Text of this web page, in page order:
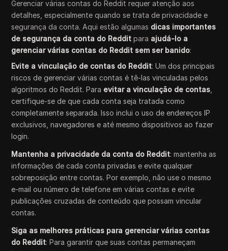
Gerenciar várias contas do Reddit requer atenção aos
detalhes, especialmente quando se trata de privacidade e
segurança da conta. Aqui estão algumas dicas importantes
de segurança da conta do Reddit para ajudá-lo a
gerenciar várias contas do Reddit sem ser banido:
Evite a vinculação de contas do Reddit: Um dos principais
riscos de gerenciar várias contas é tê-las vinculadas pelos
algoritmos do Reddit. Para evitar a vinculação de contas
certifique-se de que cada conta seja tratada como
completamente separada. Isso inclui o uso de endereços IP
exclusivos, navegadores e até mesmo dispositivos ao fazer
login.
Mantenha a privacidade da conta do Reddit: mantenha as
informações de cada conta privadas e evite qualquer
sobreposição entre contas. Por exemplo, não use o mesmo
e-mail ou número de telefone em várias contas e evite
publicações cruzadas de conteúdo que possam vincular
contas.
Siga as melhores práticas para gerenciar várias contas
do Reddit: Para garantir que suas contas permaneçam